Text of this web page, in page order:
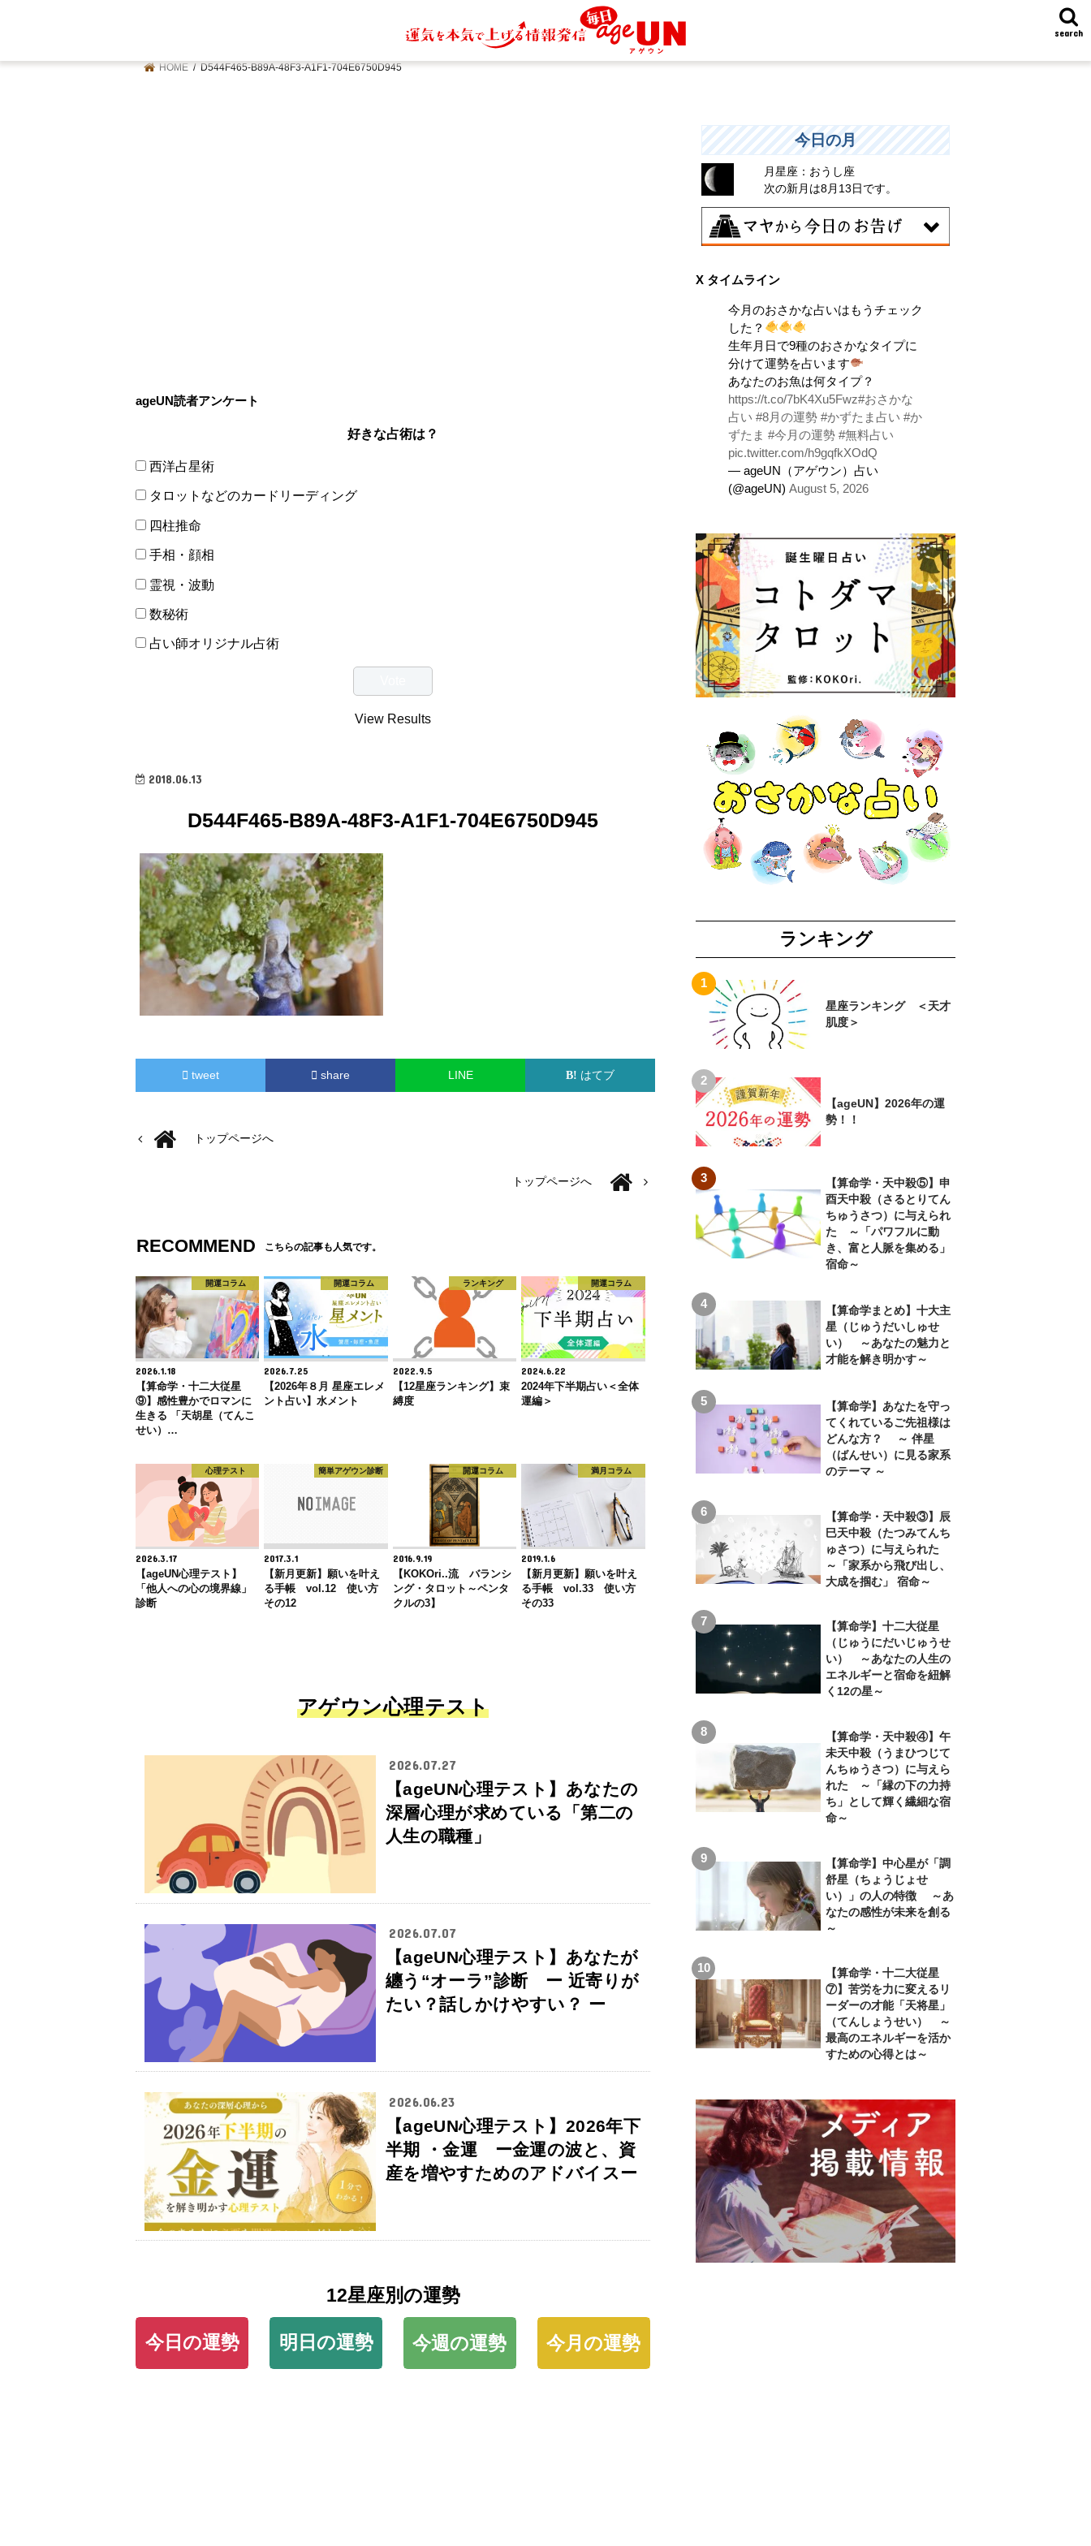
search
HOME D544F465-B89A-48F3-A1F1-704E6750D945
ageUN読者アンケート
好きな占術は？
西洋占星術
タロットなどのカードリーディング
四柱推命
手相・顔相
霊視・波動
数秘術
占い師オリジナル占術
View Results
2018.06.13
D544F465-B89A-48F3-A1F1-704E6750D945
tweet share LINE はてブ
トップページへ
トップページへ
RECOMMEND こちらの記事も人気です。
開運コラム
2026.1.18
【算命学・十二大従星
⑨】感性豊かでロマンに
生きる 「天胡星（てんこ
せい）…
開運コラム
2026.7.25
【2026年８月 星座エレメ
ント占い】水メント
ランキング
2022.9.5
【12星座ランキング】束
縛度
開運コラム
2024.6.22
2024年下半期占い＜全体
運編＞
心理テスト
2026.3.17
【ageUN心理テスト】
「他人への心の境界線」
診断
簡単アゲウン診断
2017.3.1
【新月更新】願いを叶え
る手帳 vol.12 使い方
その12
開運コラム
2016.9.19
【KOKOri..流 バランシ
ング・タロット～ペンタ
クルの3】
満月コラム
2019.1.6
【新月更新】願いを叶え
る手帳 vol.33 使い方
その33
アゲウン心理テスト
2026.07.27
【ageUN心理テスト】あなたの
深層心理が求めている「第二の
人生の職種」
2026.07.07
【ageUN心理テスト】あなたが
纏う“オーラ”診断 ー 近寄りが
たい？話しかけやすい？ ー
2026.06.23
【ageUN心理テスト】2026年下
半期 ・金運 ー金運の波と、資
産を増やすためのアドバイスー
12星座別の運勢
今日の運勢 明日の運勢 今週の運勢 今月の運勢
今日の月
月星座：おうし座
次の新月は8月13日です。
伝統や歴史的な過去のやり方・道筋を踏襲
する日。あなたの直感で伝統を踏まえ、伝
統を乗り越えるひらめきを。
X タイムライン
今月のおさかな占いはもうチェック
した？
生年月日で9種のおさかなタイプに
分けて運勢を占います
あなたのお魚は何タイプ？
https://t.co/7bK4Xu5Fwz#おさかな
占い #8月の運勢 #かずたま占い #か
ずたま #今月の運勢 #無料占い
pic.twitter.com/h9gqfkXOdQ
— ageUN（アゲウン）占い
(@ageUN) August 5, 2026
ランキング
星座ランキング ＜天才
肌度＞
【ageUN】2026年の運
勢！！
【算命学・天中殺⑤】申
酉天中殺（さるとりてん
ちゅうさつ）に与えられ
た ～「パワフルに動
き、富と人脈を集める」
宿命～
【算命学まとめ】十大主
星（じゅうだいしゅせ
い） ～あなたの魅力と
才能を解き明かす～
【算命学】あなたを守っ
てくれているご先祖様は
どんな方？ ～ 伴星
（ばんせい）に見る家系
のテーマ ～
【算命学・天中殺③】辰
巳天中殺（たつみてんち
ゅさつ）に与えられた
～「家系から飛び出し、
大成を掴む」 宿命～
【算命学】十二大従星
（じゅうにだいじゅうせ
い） ～あなたの人生の
エネルギーと宿命を紐解
く12の星～
【算命学・天中殺④】午
未天中殺（うまひつじて
んちゅうさつ）に与えら
れた ～「縁の下の力持
ち」として輝く繊細な宿
命～
【算命学】中心星が「調
舒星（ちょうじょせ
い）」の人の特徴 ～あ
なたの感性が未来を創る
～
【算命学・十二大従星
⑦】苦労を力に変えるリ
ーダーの才能「天将星」
（てんしょうせい） ～
最高のエネルギーを活か
すための心得とは～